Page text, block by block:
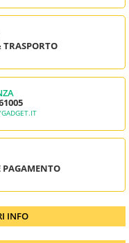
PAGAMENTO
INFO